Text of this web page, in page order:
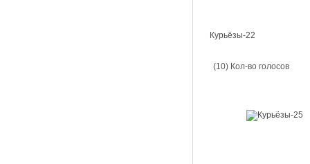
Курьёзы-22
(10) Кол-во голосов